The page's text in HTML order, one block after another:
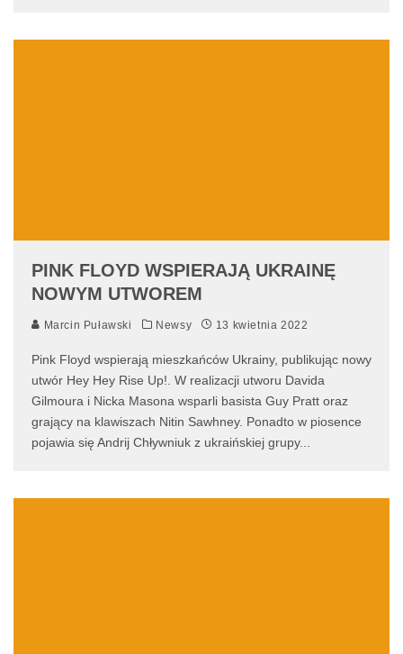
PINK FLOYD WSPIERAJĄ UKRAINĘ
NOWYM UTWOREM
Marcin Puławski Newsy 13 kwietnia 2022
Pink Floyd wspierają mieszkańców Ukrainy, publikując nowy
utwór Hey Hey Rise Up!. W realizacji utworu Davida
Gilmoura i Nicka Masona wsparli basista Guy Pratt oraz
grający na klawiszach Nitin Sawhney. Ponadto w piosence
pojawia się Andrij Chływniuk z ukraińskiej grupy...